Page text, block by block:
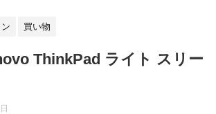
買い物
ThinkPad ライト スリー